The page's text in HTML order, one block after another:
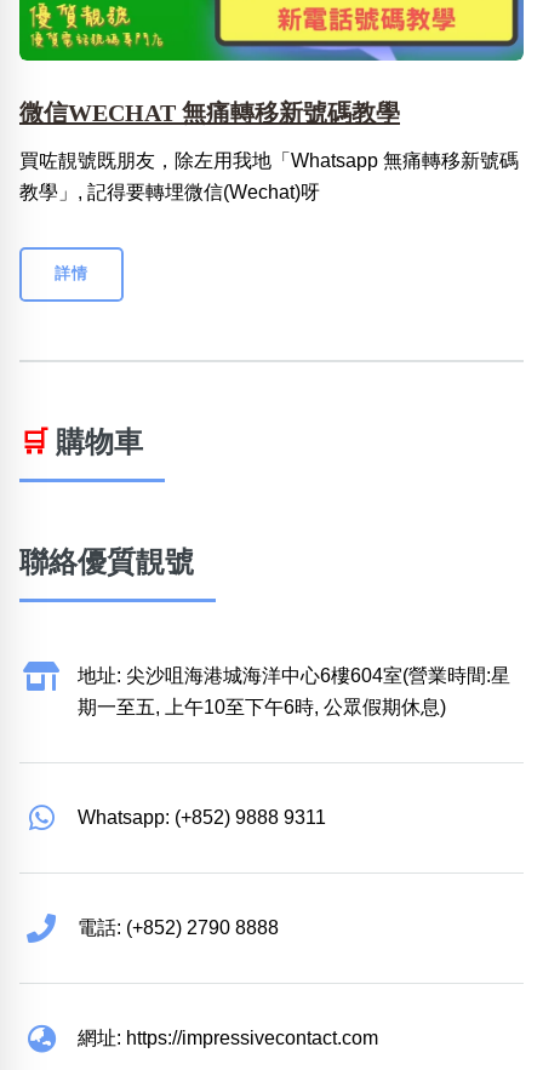
微信WECHAT 無痛轉移新號碼教學
買咗靚號既朋友，除左用我地「Whatsapp 無痛轉移新號碼
教學」, 記得要轉埋微信(Wechat)呀
詳情
🛒 購物車
聯絡優質靚號
地址: 尖沙咀海港城海洋中心6樓604室(營業時間:星
期一至五, 上午10至下午6時, 公眾假期休息)
Whatsapp: (+852) 9888 9311
電話: (+852) 2790 8888
網址: https://impressivecontact.com